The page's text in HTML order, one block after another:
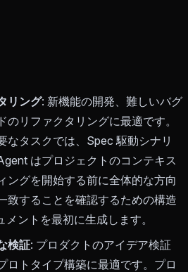
リング: 新機能の開発、難しいバグ
のリファクタリングに最適です。
なタスクでは、Spec 駆動シナリ
はプロジェクトのコンテキス
ングを開始する前に全体的な方向
致することを確認するための構造
ントを最初に生成します。
検証: プロダクトのアイデア検証
ロトタイプ構築に最適です。プロ